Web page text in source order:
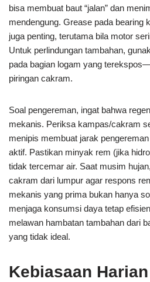
bisa membuat baut “jalan” dan
mendengung. Grease pada bearing
juga penting, terutama bila motor
Untuk perlindungan tambahan,
pada bagian logam yang
piringan cakram.
Soal pengereman, ingat bahwa
mekanis. Periksa kampas/cakram
menipis membuat jarak
aktif. Pastikan minyak rem (jika
tidak tercemar air. Saat musim
cakram dari lumpur agar respons
mekanis yang prima bukan hanya
menjaga konsumsi daya tetap
melawan hambatan tambahan dari
yang tidak ideal.
Kebiasaan